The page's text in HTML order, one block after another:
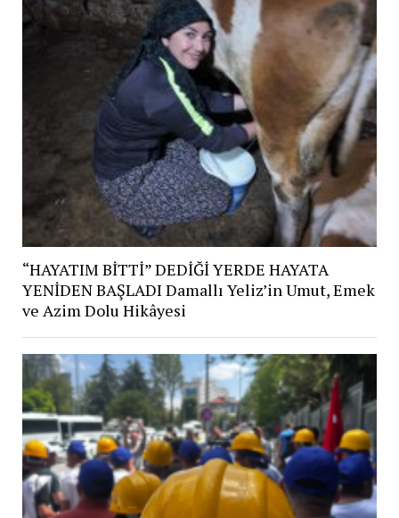
“HAYATIM BİTTİ” DEDİĞİ YERDE HAYATA
YENİDEN BAŞLADI Damallı Yeliz’in Umut, Emek
ve Azim Dolu Hikâyesi